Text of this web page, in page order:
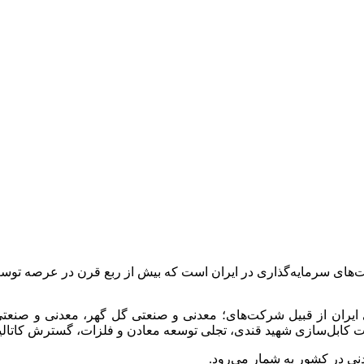
سرمایه‌گذاری در ایران است که بیش از ربع قرن در
از قبیل شرکت‌های؛ معدنی و صنعتی گل گهر، معدنی و
کابل‌سازی شهید قندی، تجلی توسعه معادن و فلزات، گسترش
در کشور به شمار می‌رود.